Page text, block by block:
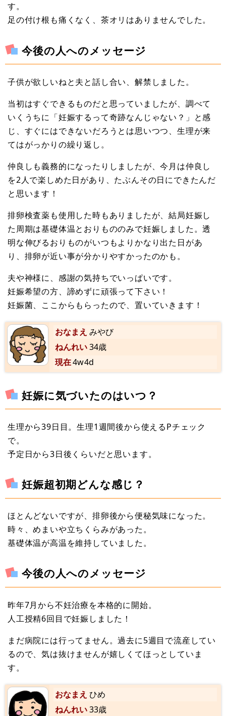
す。
足の付け根も痛くなく、茶オリはありませんでした。
今後の人へのメッセージ
子供が欲しいねと夫と話し合い、解禁しました。
当初はすぐできるものだと思っていましたが、調べて
いくうちに「妊娠するって奇跡なんじゃない？」と感
じ、すぐにはできないだろうとは思いつつ、生理が来
てはがっかりの繰り返し。
仲良しも義務的になったりしましたが、今月は仲良し
を2人で楽しめた日があり、たぶんその日にできたんだ
と思います！
排卵検査薬も使用した時もありましたが、結局妊娠し
た周期は基礎体温とおりもののみで妊娠しました。透
明な伸びるおりものがいつもよりかなり出た日があ
り、排卵が近い事が分かりやすかったのかも。
夫や神様に、感謝の気持ちでいっぱいです。
妊娠希望の方、諦めずに頑張って下さい！
妊娠菌、ここからもらったので、置いていきます！
おなまえ みやび
ねんれい34歳
現在4w4d
妊娠に気づいたのはいつ？
生理から39日目。生理1週間後から使えるPチェック
で。
予定日から3日後くらいだと思います。
妊娠超初期どんな感じ？
ほとんどないですが、排卵後から便秘気味になった。
時々、めまいや立ちくらみがあった。
基礎体温が高温を維持していました。
今後の人へのメッセージ
昨年7月から不妊治療を本格的に開始。
人工授精6回目で妊娠しました！
まだ病院には行ってません。過去に5週目で流産してい
るので、気は抜けませんが嬉しくてほっとしていま
す。
おなまえ ひめ
ねんれい33歳